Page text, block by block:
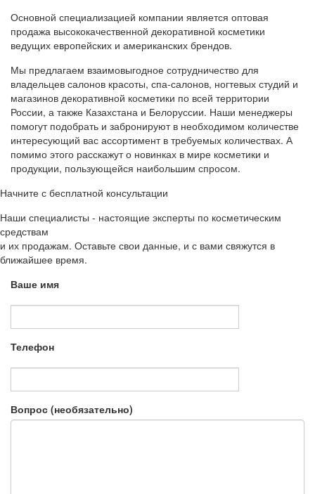
Основной специализацией компании является оптовая
продажа высококачественной декоративной косметики
ведущих европейских и американских брендов.
Мы предлагаем взаимовыгодное сотрудничество для
владельцев салонов красоты, спа-салонов, ногтевых студий и
магазинов декоративной косметики по всей территории
России, а также Казахстана и Белоруссии. Наши менеджеры
помогут подобрать и забронируют в необходимом количестве
интересующий вас ассортимент в требуемых количествах. А
помимо этого расскажут о новинках в мире косметики и
продукции, пользующейся наибольшим спросом.
Начните с бесплатной консультации
Наши специалисты - настоящие эксперты по косметическим
средствам
и их продажам. Оставьте свои данные, и с вами свяжутся в
ближайшее время.
Ваше имя
Телефон
Вопрос (необязательно)